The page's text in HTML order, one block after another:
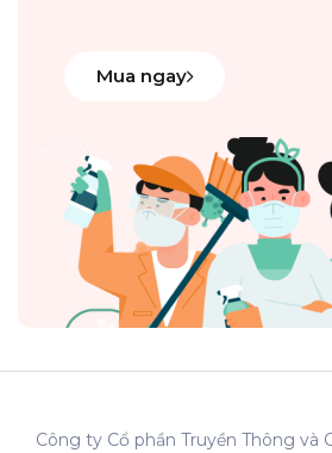
Mua ngay
Công ty Cổ phần Truyền Thông và